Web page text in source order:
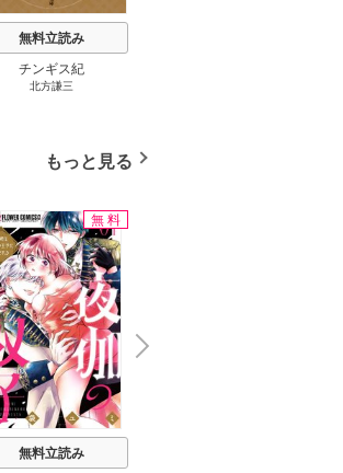
無料立読み
チンギス紀
北方謙三
もっと見る
無料
無料立読み
N
e
x
t